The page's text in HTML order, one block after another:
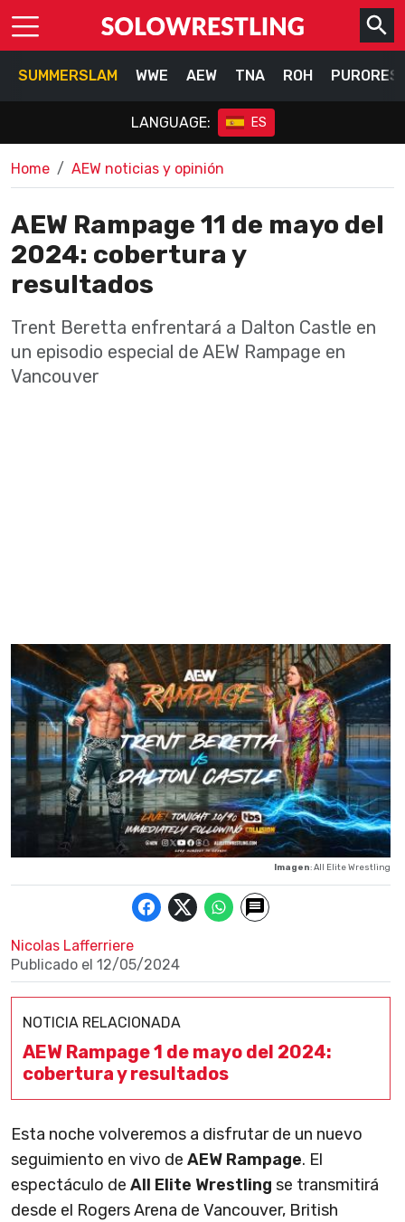
SUMMERSLAM WWE AEW TNA ROH
LANGUAGE: ES
Home AEW noticias y opinión
AEW Rampage 11 de mayo del
2024: cobertura y
resultados
Trent Beretta enfrentará a Dalton Castle en
un episodio especial de AEW Rampage en
Vancouver
Imagen: All Elite Wrestling
Nicolas Lafferriere
Publicado el 12/05/2024
NOTICIA RELACIONADA
AEW Rampage 1 de mayo del 2024:
cobertura y resultados
Esta noche volveremos a disfrutar de un nuevo
seguimiento en vivo de AEW Rampage. El
espectáculo de All Elite Wrestling se transmitirá
desde el Rogers Arena de Vancouver, British